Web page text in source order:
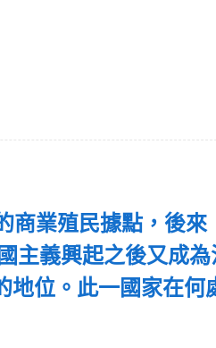
商業殖民據點，後來
主義興起之後又成
地位。此一國家在